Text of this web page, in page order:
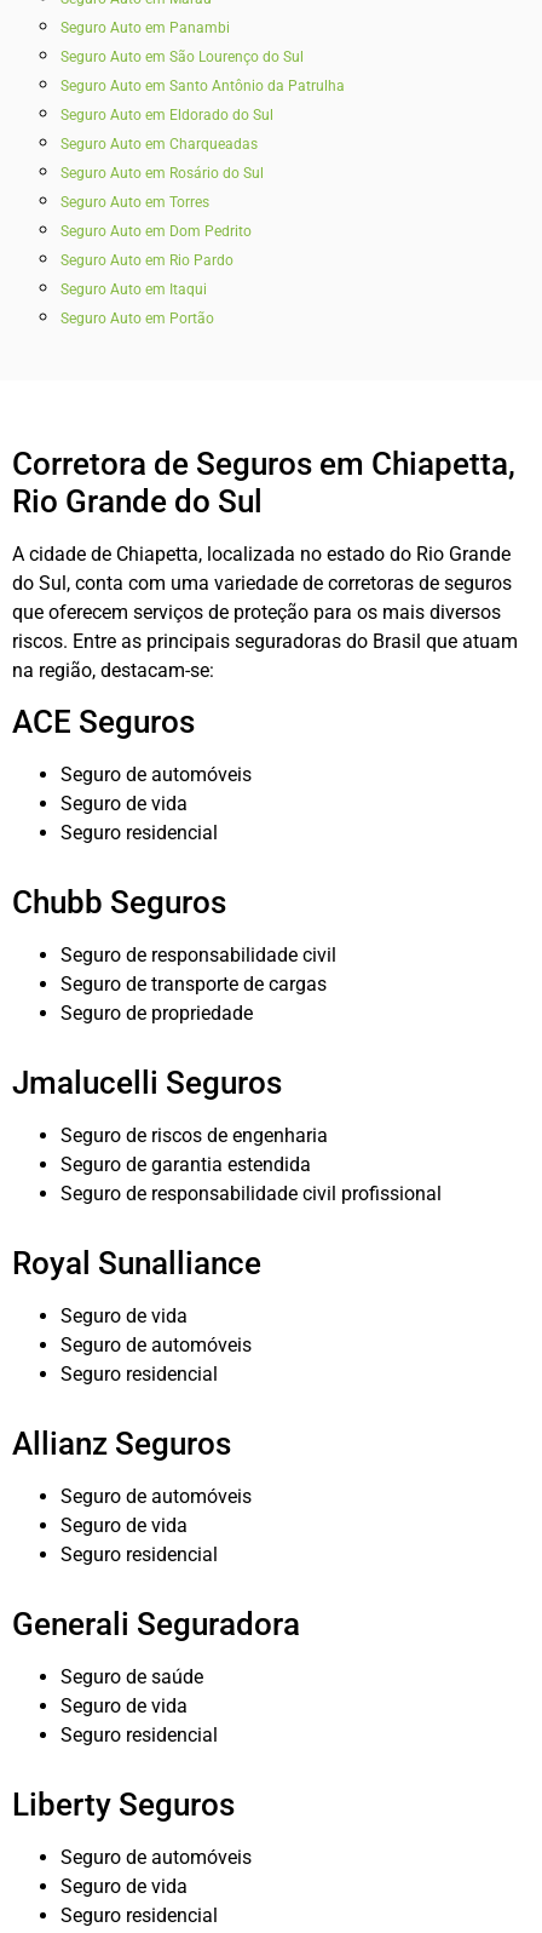
Seguro Auto em Panambi
Seguro Auto em São Lourenço do Sul
Seguro Auto em Santo Antônio da Patrulha
Seguro Auto em Eldorado do Sul
Seguro Auto em Charqueadas
Seguro Auto em Rosário do Sul
Seguro Auto em Torres
Seguro Auto em Dom Pedrito
Seguro Auto em Rio Pardo
Seguro Auto em Itaqui
Seguro Auto em Portão
Corretora de Seguros em Chiapetta,
Rio Grande do Sul
A cidade de Chiapetta, localizada no estado do Rio Grande
do Sul, conta com uma variedade de corretoras de seguros
que oferecem serviços de proteção para os mais diversos
riscos. Entre as principais seguradoras do Brasil que atuam
na região, destacam-se:
ACE Seguros
Seguro de automóveis
Seguro de vida
Seguro residencial
Chubb Seguros
Seguro de responsabilidade civil
Seguro de transporte de cargas
Seguro de propriedade
Jmalucelli Seguros
Seguro de riscos de engenharia
Seguro de garantia estendida
Seguro de responsabilidade civil profissional
Royal Sunalliance
Seguro de vida
Seguro de automóveis
Seguro residencial
Allianz Seguros
Seguro de automóveis
Seguro de vida
Seguro residencial
Generali Seguradora
Seguro de saúde
Seguro de vida
Seguro residencial
Liberty Seguros
Seguro de automóveis
Seguro de vida
Seguro residencial